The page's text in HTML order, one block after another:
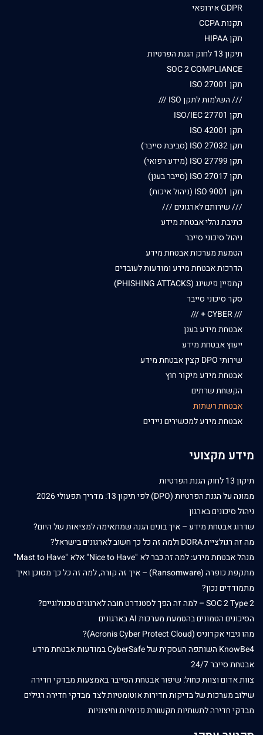
GDPR אירופאי
תקנות CCPA
תקן HIPAA
תיקון 13 לחוק הגנת הפרטיות
SOC 2 COMPLIANCE
תקן ISO 27001
/// השלמות לתקן ISO ///
תקן ISO/IEC 27701
תקן ISO 42001
תקן ISO 27032 (סביבת סייבר)
תקן ISO 27799 (מידע רפואי)
תקן ISO 27017 (סייבר בענן)
תקן ISO 9001 (ניהול איכות)
/// שירותם לארגונים ///
כתיבת נהלי אבטחת מידע
ניהול סיכוני סייבר
הטמעת מערכות אבטחת מידע
הדרכות אבטחת מידע ומודעות לעובדים
קמפיין פישינג (PHISHING ATTACKS)
סקר סיכוני סייבר
/// CYBER + ///
אבטחת מידע בענן
ייעוץ אבטחת מידע
שירותי DPO קצין אבטחת מידע
אבטחת מידע מיקור חוץ
הקשחת שרתים
אבטחת רשתות
אבטחת מידע למכשירים ניידים
מידע מקצועי
תיקון 13 לחוק הגנת הפרטיות
ממונה על הגנת הפרטיות (DPO) לפי תיקון 13: מדריך תפעולי 2026
ניהול סיכונים בארגון
שדרוג אבטחת מידע – איך בונים הגנה שמתאימה למציאות של היום?
מה זה רגולציית DORA ולמה זה כל כך חשוב לארגונים בישראל?
מנהל אבטחת מידע: למה זה כבר לא "Nice to Have" אלא "Mast to Have"
מתקפת כופרה (Ransomware) – איך זה קורה, למה זה כל כך מסוכן ואיך
מתמודדים נכון?
SOC 2 Type 2 – למה זה הפך לסטנדרט חובה לארגונים טכנולוגיים?
הסיכונים הטמונים בהטמעת מערכות AI בארגונים
מהו גיבוי אקרוניס (Acronis Cyber Protect Cloud)?
KnowBe4 השותפה העסקית של CyberSafe במודעות אבטחת מידע
אבטחת סייבר 24/7
צוות אדום וצוות כחול: שיפור אבטחת הסייבר באמצעות מבדקי חדירה
שילוב מערכות של בדיקות חדירות אוטומטיות לצד מבדקי חדירה רגילים
מבדקי חדירה לתשתיות תקשורת פנימיות וחיצוניות